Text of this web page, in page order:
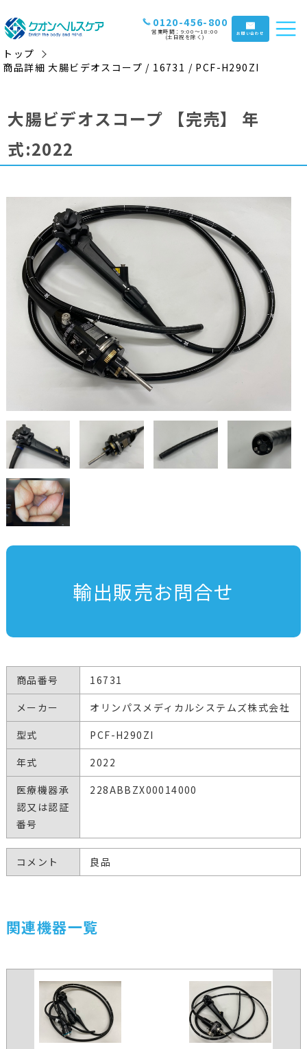
0120-456-800
営業時間：9:00〜18:00
(土日祝を除く) お問い合わせ
トップ
商品詳細 大腸ビデオスコープ / 16731 / PCF-H290ZI
大腸ビデオスコープ 【完売】
年
式:2022
輸出販売お問合せ
商品番号
16731
メーカー
オリンパスメディカルシステムズ株式会社
型式
PCF-H290ZI
年式
2022
医療機器承
認又は認証
番号
228ABBZX00014000
コメント 良品
関連機器一覧